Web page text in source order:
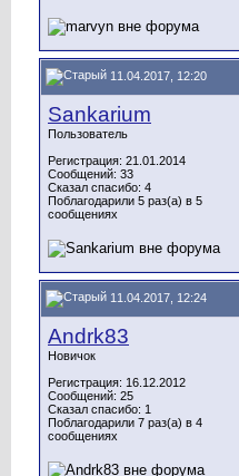
11.04.2017, 12:20
Sankarium
Пользователь
Регистрация: 21.01.2014
Сообщений: 33
Сказал спасибо: 4
Поблагодарили 5 раз(а) в 5
сообщениях
11.04.2017, 12:24
Andrk83
Новичок
Регистрация: 16.12.2012
Сообщений: 25
Сказал спасибо: 1
Поблагодарили 7 раз(а) в 4
сообщениях